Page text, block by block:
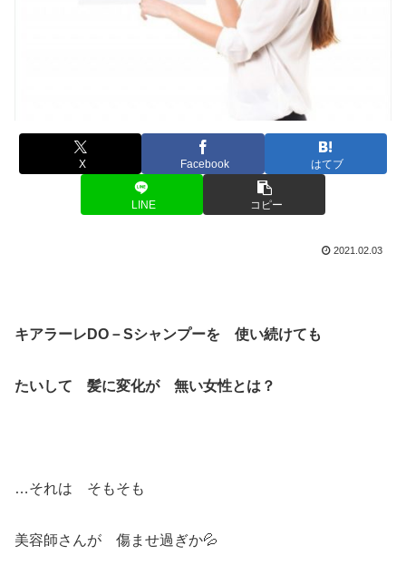
X Facebook はてブ
LINE コピー
2021.02.03
キアラーレDO－Sシャンプーを 使い続けても
たいして 髪に変化が 無い女性とは？
…それは そもそも
美容師さんが 傷ませ過ぎか💦